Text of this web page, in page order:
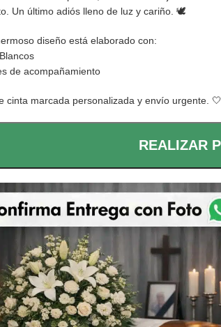
Un último adiós lleno de luz y cariño. 🕊️
diseño está elaborado con:
de acompañamiento
cinta marcada personalizada y envío urgente. 🤍
REALIZAR